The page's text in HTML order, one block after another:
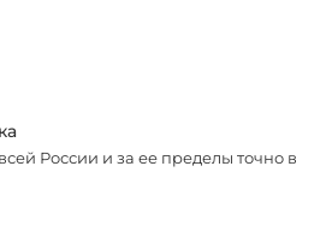
России и за ее пределы точно в